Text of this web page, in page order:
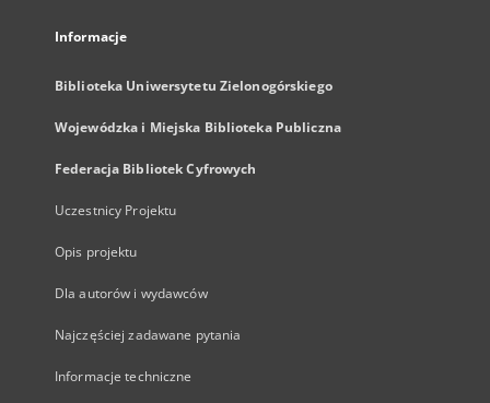
Informacje
Biblioteka Uniwersytetu Zielonogórskiego
Wojewódzka i Miejska Biblioteka Publiczna
Federacja Bibliotek Cyfrowych
Uczestnicy Projektu
Opis projektu
Dla autorów i wydawców
Najczęściej zadawane pytania
Informacje techniczne